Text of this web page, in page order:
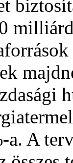
a. A